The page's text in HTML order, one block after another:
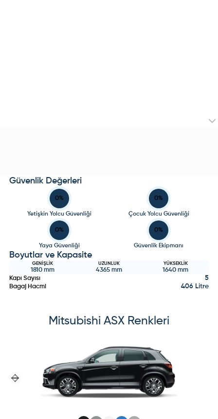
Güvenlik Değerleri
0%
Yetişkin Yolcu Güvenliği
0%
Çocuk Yolcu Güvenliği
0%
Yaya Güvenliği
0%
Güvenlik Ekipmanı
Boyutlar ve Kapasite
GENIŞLIK
1810mm
UZUNLUK
4365mm
YÜKSEKLIK
1640 mm
Kapı Sayısı
5
Bagaj Hacmi 406 Litre
Mitsubishi ASX Renkleri
Previous slide
Next slide